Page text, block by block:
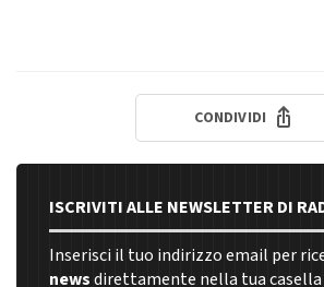
CONDIVIDI
ISCRIVITI ALLE NEWSLETTER DI
Inserisci il tuo indirizzo email per
newsdirettamente nella tua casella